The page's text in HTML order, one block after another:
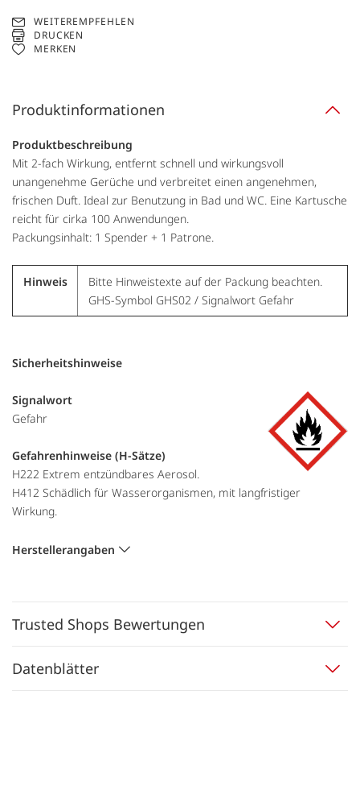
WEITEREMPFEHLEN
DRUCKEN
MERKEN
Produktinformationen
Produktbeschreibung
Mit 2-fach Wirkung, entfernt schnell und wirkungsvoll
unangenehme Gerüche und verbreitet einen angenehmen,
frischen Duft. Ideal zur Benutzung in Bad und WC. Eine Kartusche
reicht für cirka 100 Anwendungen.
Packungsinhalt: 1 Spender + 1 Patrone.
Hinweis
Bitte Hinweistexte auf der Packung beachten.
GHS-Symbol GHS02 / Signalwort Gefahr
Sicherheitshinweise
Signalwort
Gefahr
Gefahrenhinweise (H-Sätze)
H222 Extrem entzündbares Aerosol.
H412 Schädlich für Wasserorganismen, mit langfristiger
Wirkung.
Herstellerangaben
Trusted Shops Bewertungen
Datenblätter